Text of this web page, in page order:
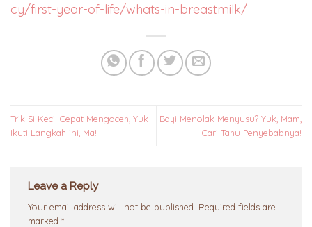
cy/first-year-of-life/whats-in-breastmilk/
Trik Si Kecil Cepat Mengoceh, Yuk
Ikuti Langkah ini, Ma!
Bayi Menolak Menyusu? Yuk, Mam,
Cari Tahu Penyebabnya!
Leave a Reply
Your email address will not be published. Required fields are
marked *